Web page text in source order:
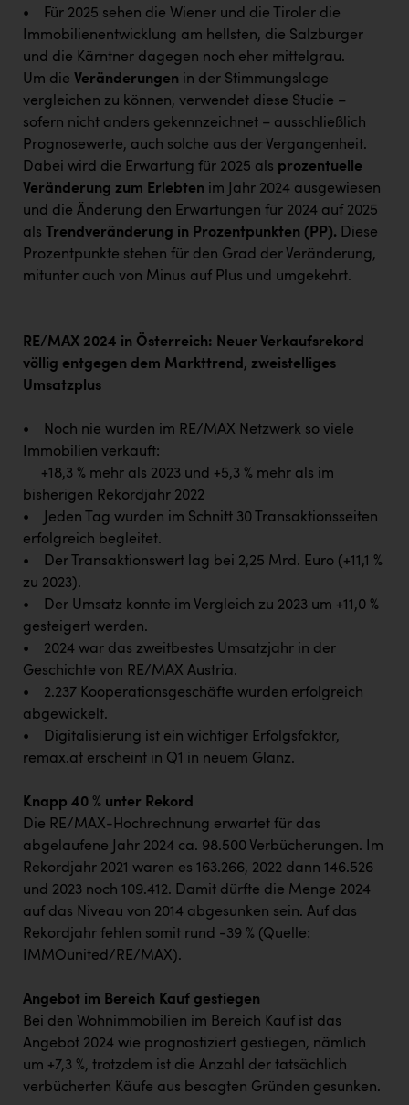
Vier Diamanten
Vorlagenportal
Wir besiegen Krebs
Wirtschaftskammer OÖ
ZGONC
ZULuft - Zukunft Luft Austria
Österreichisches Hebammengremium
kunden basics
• Für 2025 sehen die Wiener und die Tiroler die
Immobilienentwicklung am hellsten, die Salzburger
und die Kärntner dagegen noch eher mittelgrau.
Um die Veränderungen in der Stimmungslage
vergleichen zu können, verwendet diese Studie –
sofern nicht anders gekennzeichnet – ausschließlich
Prognosewerte, auch solche aus der Vergangenheit.
Dabei wird die Erwartung für 2025 als prozentuelle
Veränderung zum Erlebten im Jahr 2024 ausgewiesen
und die Änderung den Erwartungen für 2024 auf 2025
als
Trendveränderung in Prozentpunkten (PP). Diese
Prozentpunkte stehen für den Grad der Veränderung,
mitunter auch von Minus auf Plus und umgekehrt.
RE/MAX 2024 in Österreich: Neuer Verkaufsrekord
völlig entgegen dem Markttrend, zweistelliges
Umsatzplus
• Noch nie wurden im RE/MAX Netzwerk so viele
Immobilien verkauft:
+18,3 % mehr als 2023 und +5,3 % mehr als im
bisherigen Rekordjahr 2022
• Jeden Tag wurden im Schnitt 30 Transaktionsseiten
erfolgreich begleitet.
• Der Transaktionswert lag bei 2,25 Mrd. Euro (+11,1 %
zu 2023).
• Der Umsatz konnte im Vergleich zu 2023 um +11,0 %
gesteigert werden.
• 2024 war das zweitbestes Umsatzjahr in der
Geschichte von RE/MAX Austria.
• 2.237 Kooperationsgeschäfte wurden erfolgreich
abgewickelt.
• Digitalisierung ist ein wichtiger Erfolgsfaktor,
remax.at erscheint in Q1 in neuem Glanz.
Knapp 40 % unter Rekord
Die RE/MAX-Hochrechnung erwartet für das
abgelaufene Jahr 2024 ca. 98.500 Verbücherungen. Im
Rekordjahr 2021 waren es 163.266, 2022 dann 146.526
und 2023 noch 109.412. Damit dürfte die Menge 2024
auf das Niveau von 2014 abgesunken sein. Auf das
Rekordjahr fehlen somit rund -39 % (Quelle:
IMMOunited/RE/MAX).
Angebot im Bereich Kauf gestiegen
Bei den Wohnimmobilien im Bereich Kauf ist das
Angebot 2024 wie prognostiziert gestiegen, nämlich
um +7,3 %, trotzdem ist die Anzahl der tatsächlich
verbücherten Käufe aus besagten Gründen gesunken.